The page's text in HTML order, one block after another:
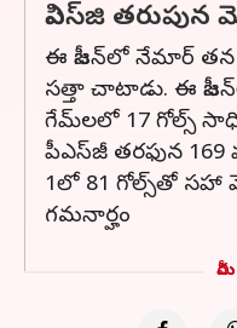
పిఎస్‌జి
ఈ సీజన్‌లో నేమార్ తన
సత్తా చాటాడు. ఈ
గేమ్‌లలో 17 గోల్స్
పీఎస్‌జీ తరఫున
1లో 81 గోల్స్‌తో సహా
గమనార్హం